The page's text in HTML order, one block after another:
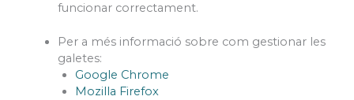
funcionar correctament.
Per a més informació sobre com gestionar les
galetes:
Google Chrome
Mozilla Firefox